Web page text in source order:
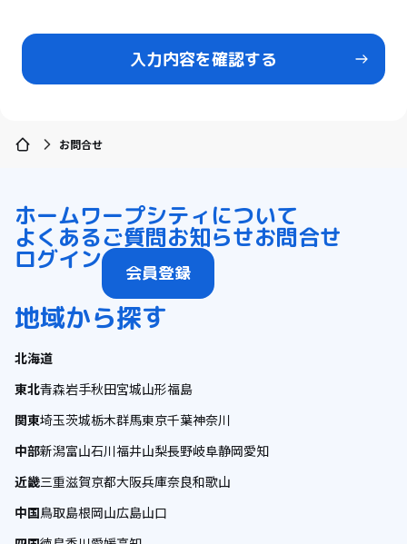
入力内容を確認する
お問合せ
ホームワープシティについて
よくあるご質問お知らせお問合せ
ログイン 会員登録
地域から探す
北海道
東北青森岩手秋田宮城山形福島
関東埼玉茨城栃木群馬東京千葉神奈川
中部新潟富山石川福井山梨長野岐阜静岡愛知
近畿三重滋賀京都大阪兵庫奈良和歌山
中国鳥取島根岡山広島山口